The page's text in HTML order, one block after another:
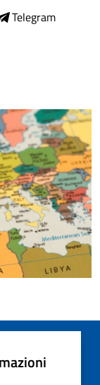
Telegram